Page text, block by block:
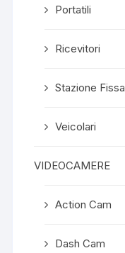
Portatili
Ricevitori
Stazione Fissa
Veicolari
VIDEOCAMERE
Action Cam
Dash Cam